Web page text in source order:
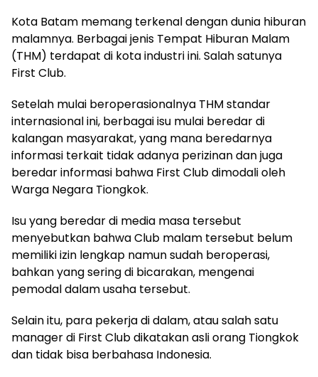
Kota Batam memang terkenal dengan dunia hiburan
malamnya. Berbagai jenis Tempat Hiburan Malam
(THM) terdapat di kota industri ini. Salah satunya
First Club.
Setelah mulai beroperasionalnya THM standar
internasional ini, berbagai isu mulai beredar di
kalangan masyarakat, yang mana beredarnya
informasi terkait tidak adanya perizinan dan juga
beredar informasi bahwa First Club dimodali oleh
Warga Negara Tiongkok.
Isu yang beredar di media masa tersebut
menyebutkan bahwa Club malam tersebut belum
memiliki izin lengkap namun sudah beroperasi,
bahkan yang sering di bicarakan, mengenai
pemodal dalam usaha tersebut.
Selain itu, para pekerja di dalam, atau salah satu
manager di First Club dikatakan asli orang Tiongkok
dan tidak bisa berbahasa Indonesia.